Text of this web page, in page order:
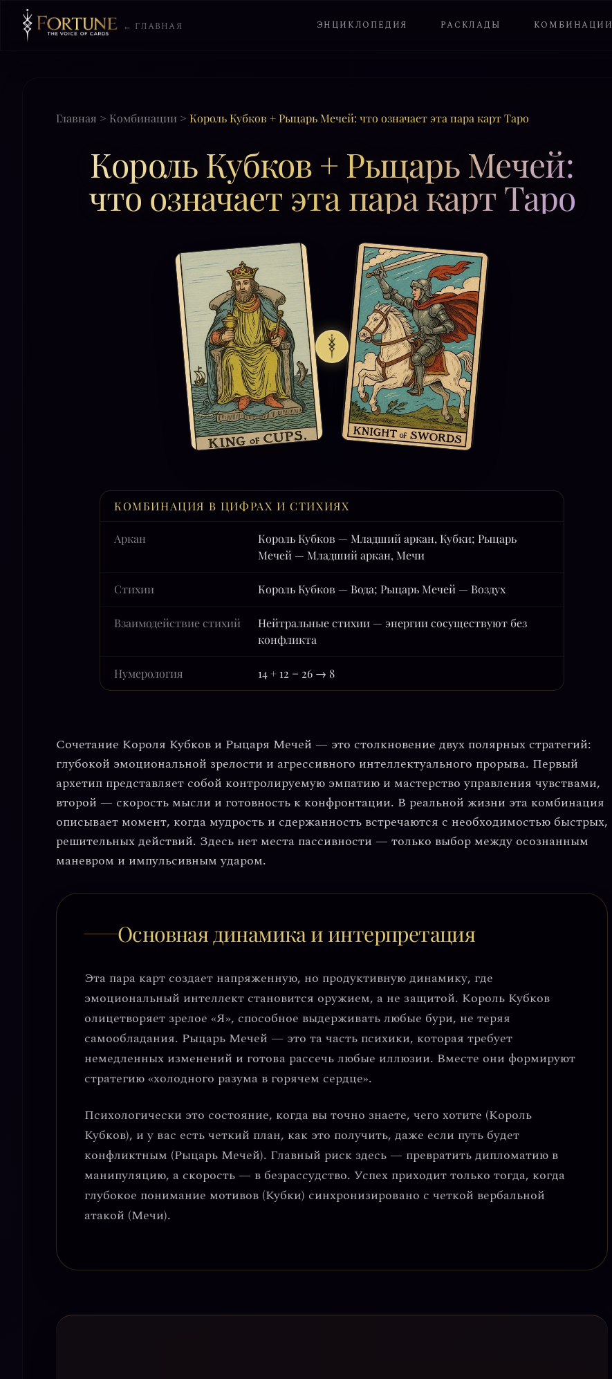
← ГЛАВНАЯ ЭНЦИКЛОПЕДИЯ РАСКЛАДЫ КОМБИНАЦИИ
Главная > Комбинации > Король Кубков + Рыцарь Мечей: что означает эта пара карт Таро
Король Кубков + Рыцарь Мечей:
что означает эта пара карт Таро
КОМБИНАЦИЯ В ЦИФРАХ И СТИХИЯХ
Аркан
Король Кубков — Младший аркан, Кубки; Рыцарь
Мечей — Младший аркан, Мечи
Стихии Король Кубков — Вода; Рыцарь Мечей — Воздух
Взаимодействие стихий
Нейтральные стихии — энергии сосуществуют без
конфликта
Нумерология 14 + 12 = 26 → 8
Сочетание Короля Кубков и Рыцаря Мечей — это столкновение двух полярных стратегий:
глубокой эмоциональной зрелости и агрессивного интеллектуального прорыва. Первый
архетип представляет собой контролируемую эмпатию и мастерство управления чувствами,
второй — скорость мысли и готовность к конфронтации. В реальной жизни эта комбинация
описывает момент, когда мудрость и сдержанность встречаются с необходимостью быстрых,
решительных действий. Здесь нет места пассивности — только выбор между осознанным
маневром и импульсивным ударом.
Основная динамика и интерпретация
Эта пара карт создает напряженную, но продуктивную динамику, где
эмоциональный интеллект становится оружием, а не защитой. Король Кубков
олицетворяет зрелое «Я», способное выдерживать любые бури, не теряя
самообладания. Рыцарь Мечей — это та часть психики, которая требует
немедленных изменений и готова рассечь любые иллюзии. Вместе они формируют
стратегию «холодного разума в горячем сердце».
Психологически это состояние, когда вы точно знаете, чего хотите (Король
Кубков), и у вас есть четкий план, как это получить, даже если путь будет
конфликтным (Рыцарь Мечей). Главный риск здесь — превратить дипломатию в
манипуляцию, а скорость — в безрассудство. Успех приходит только тогда, когда
глубокое понимание мотивов (Кубки) синхронизировано с четкой вербальной
атакой (Мечи).